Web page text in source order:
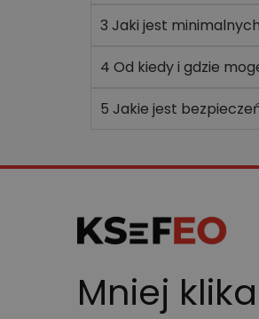
3 Jaki jest
4 Od kiedy i gdzie
5 Jakie jest
Mniej